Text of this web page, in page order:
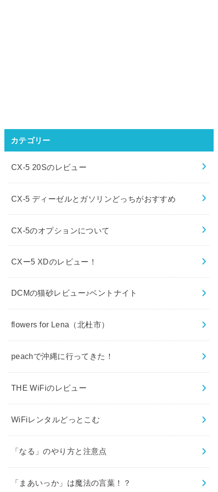
カテゴリー
CX-5 20Sのレビュー
CX-5 ディーゼルとガソリンどっちがおすすめ
CX-5のオプションについて
CXー5 XDのレビュー！
DCMの猫砂レビュー♪ベントナイト
flowers for Lena（北杜市）
peachで沖縄に行ってきた！
THE WiFiのレビュー
WiFiレンタルどっとこむ
「なる」のやり方と注意点
「まあいっか」は魔法の言葉！？